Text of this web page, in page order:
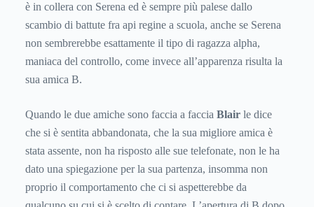
è in collera con Serena ed è sempre più palese dallo
scambio di battute fra api regine a scuola, anche se Serena
non sembrerebbe esattamente il tipo di ragazza alpha,
maniaca del controllo, come invece all’apparenza risulta la
sua amica B.
Quando le due amiche sono faccia a faccia Blair le dice
che si è sentita abbandonata, che la sua migliore amica è
stata assente, non ha risposto alle sue telefonate, non le ha
dato una spiegazione per la sua partenza, insomma non
proprio il comportamento che ci si aspetterebbe da